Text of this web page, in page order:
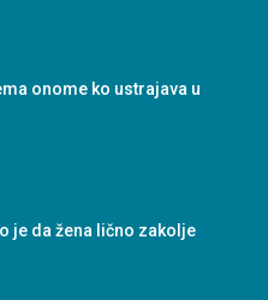
onome ko ustrajava u
je da žena lično zakolje